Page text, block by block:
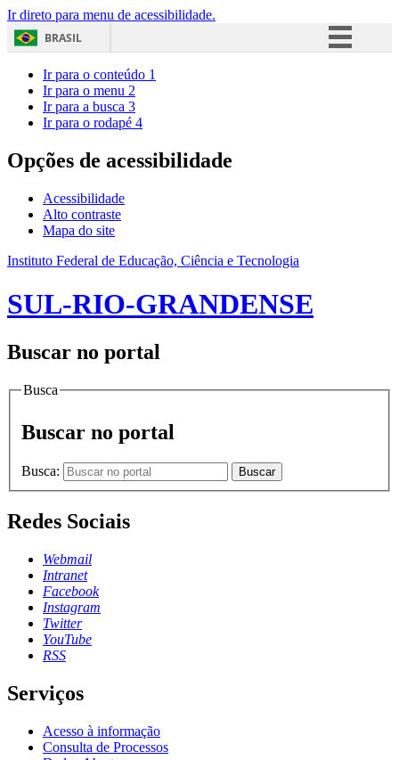
Ir direto para menu de acessibilidade.
BRASIL
Acesso à informação
Ir para o conteúdo 1
Ir para o menu 2
Ir para a busca 3
Ir para o rodapé 4
Opções de acessibilidade
Acessibilidade
Alto contraste
Mapa do site
Instituto Federal de Educação, Ciência e Tecnologia
SUL-RIO-GRANDENSE
Buscar no portal
Busca
Buscar no portal
Busca: Buscar
Redes Sociais
Webmail
Intranet
Facebook
Instagram
Twitter
YouTube
RSS
Serviços
Acesso à informação
Consulta de Processos